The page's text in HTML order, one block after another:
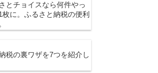
とチョイスなら何件やっ
に。ふるさと納税の便利
税の裏ワザを7つを紹介し